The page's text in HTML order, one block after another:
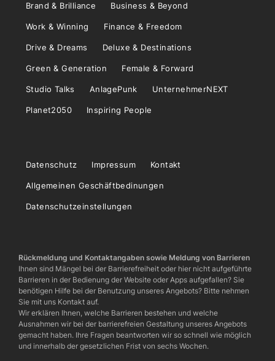
Brand & Brilliance Business & Beyond
Work & Winning Finance & Freedom
Drive & Dreams Deluxe & Destinations
Green & Generation Female & Forward
Studio Talks AnlagePunk UnternehmerNEXT
Planet2050 Inspiring People
Datenschutz Impressum Kontakt
Allgemeinen Geschäftbedinungen
Datenschutzeinstellungen
Rückmeldung und Kontaktangaben sowie Meldung von Barrieren
Ihnen sind Mängel bei der Barrierefreiheit oder hier nicht aufgeführte
Barrieren in der Bedienung der Website oder Apps aufgefallen? Sie
benötigen Hilfe bei der Benutzung unseres Angebots? Bitte nehmen
Sie mit uns Kontakt auf.
Wir erklären Ihnen, welche Barrieren bestehen und welche
Ausnahmen wir bei der barrierefreien Gestaltung unseres Angebots
gemacht haben. Ihre Fragen beantworten wir so schnell wie möglich
und innerhalb der gesetzlichen Frist von sechs Wochen.